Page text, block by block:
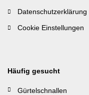
Datenschutzerklärung
Cookie Einstellungen
Häufig gesucht
Gürtelschnallen